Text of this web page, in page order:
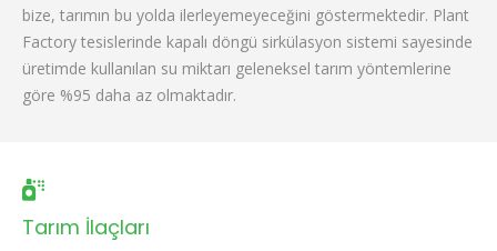
bize, tarımın bu yolda ilerleyemeyeceğini göstermektedir. Plant
Factory tesislerinde kapalı döngü sirkülasyon sistemi sayesinde
üretimde kullanılan su miktarı geleneksel tarım yöntemlerine
göre %95 daha az olmaktadır.
Tarım İlaçları